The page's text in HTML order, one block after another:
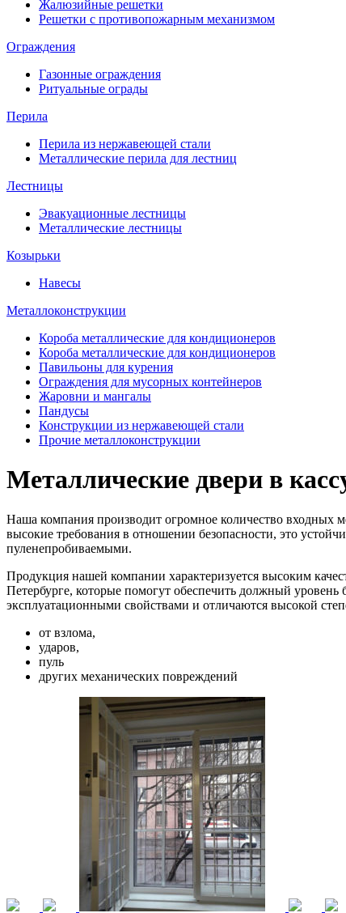
Жалюзийные решетки
Решетки с противопожарным механизмом
Ограждения
Газонные ограждения
Ритуальные ограды
Перила
Перила из нержавеющей стали
Металлические перила для лестниц
Лестницы
Эвакуационные лестницы
Металлические лестницы
Козырьки
Навесы
Металлоконструкции
Короба металлические для кондиционеров
Короба металлические для кондиционеров
Павильоны для курения
Ограждения для мусорных контейнеров
Жаровни и мангалы
Пандусы
Конструкции из нержавеющей стали
Прочие металлоконструкции
Металлические двери в
Наша компания производит огромное количество входных
высокие требования в отношении безопасности, это
пуленепробиваемыми.
Продукция нашей компании характеризуется высоким
Петербурге, которые помогут обеспечить должный
эксплуатационными свойствами и отличаются высокой
от взлома,
ударов,
пуль
других механических повреждений